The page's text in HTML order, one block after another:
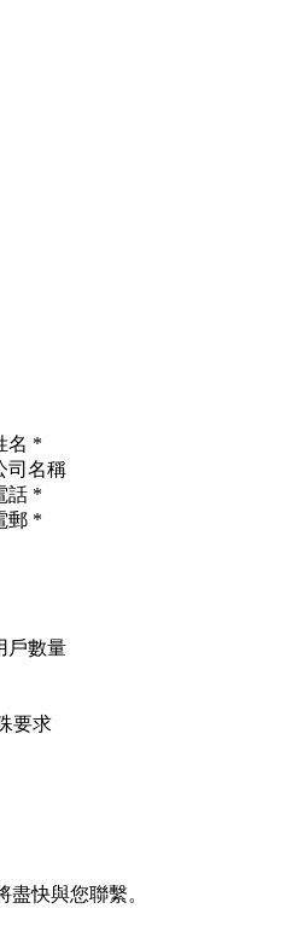
名 *
司名稱
話 *
郵 *
戶數量
要求
快與您聯繫。